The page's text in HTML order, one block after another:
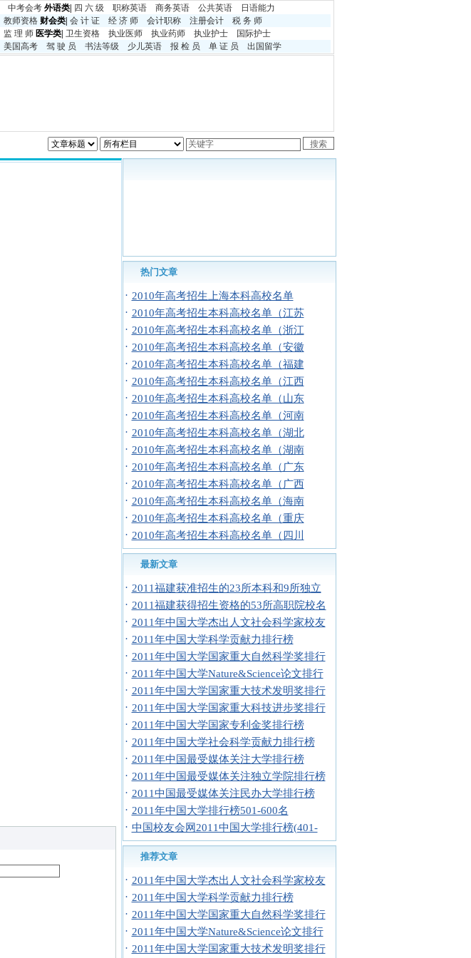
中考会考 外语类| 四 六 级 职称英语 商务英语 公共英语
日语能力
教师资格 财会类| 会 计 证 经 济 师 会计职称 注册会计
税 务 师
监 理 师 医学类| 卫生资格 执业医师 执业药师 执业护士
国际护士
美国高考 驾 驶 员 书法等级 少儿英语 报 检 员 单 证 员 出国留学
热门文章
· 2010年高考招生上海本科高校名单
· 2010年高考招生本科高校名单（江苏
· 2010年高考招生本科高校名单（浙江
· 2010年高考招生本科高校名单（安徽
· 2010年高考招生本科高校名单（福建
· 2010年高考招生本科高校名单（江西
· 2010年高考招生本科高校名单（山东
· 2010年高考招生本科高校名单（河南
· 2010年高考招生本科高校名单（湖北
· 2010年高考招生本科高校名单（湖南
· 2010年高考招生本科高校名单（广东
· 2010年高考招生本科高校名单（广西
· 2010年高考招生本科高校名单（海南
· 2010年高考招生本科高校名单（重庆
· 2010年高考招生本科高校名单（四川
最新文章
· 2011福建获准招生的23所本科和9所独立
· 2011福建获得招生资格的53所高职院校名
· 2011年中国大学杰出人文社会科学家校友
· 2011年中国大学科学贡献力排行榜
· 2011年中国大学国家重大自然科学奖排行
· 2011年中国大学Nature&Science论文排行
· 2011年中国大学国家重大技术发明奖排行
· 2011年中国大学国家重大科技进步奖排行
· 2011年中国大学国家专利金奖排行榜
· 2011年中国大学社会科学贡献力排行榜
· 2011年中国最受媒体关注大学排行榜
· 2011年中国最受媒体关注独立学院排行榜
· 2011中国最受媒体关注民办大学排行榜
· 2011年中国大学排行榜501-600名
· 中国校友会网2011中国大学排行榜(401-
推荐文章
· 2011年中国大学杰出人文社会科学家校友
· 2011年中国大学科学贡献力排行榜
· 2011年中国大学国家重大自然科学奖排行
· 2011年中国大学Nature&Science论文排行
· 2011年中国大学国家重大技术发明奖排行